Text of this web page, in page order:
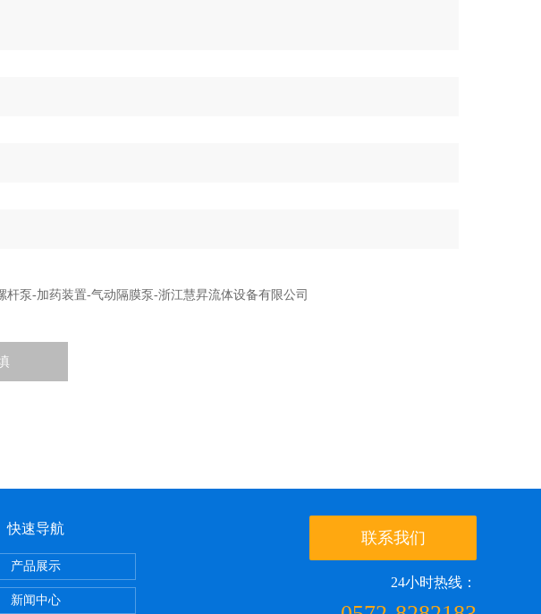
快速导航
产品展示
新闻中心
联系我们
24小时热线：